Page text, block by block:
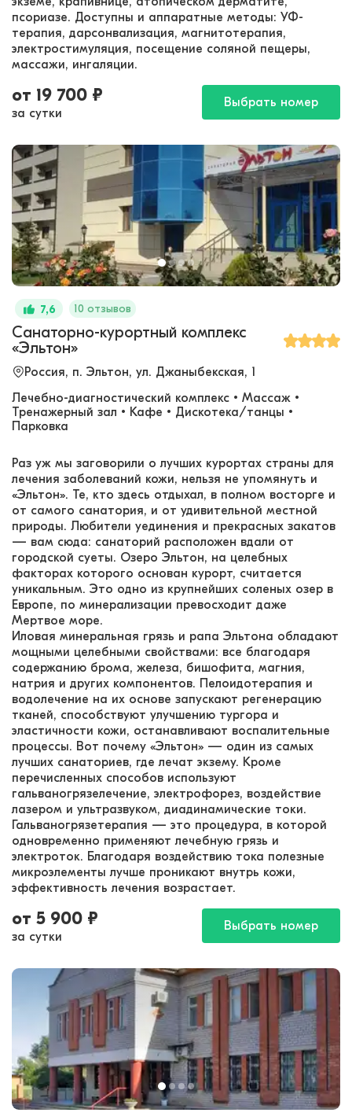
псориазе. Доступны и аппаратные методы: УФ-
терапия, дарсонвализация, магнитотерапия,
электростимуляция, посещение соляной пещеры,
массажи, ингаляции.
от 19 700 ₽
за сутки
Выбрать номер
7,6 10 отзывов
Санаторно-курортный комплекс
«Эльтон»
Россия, п. Эльтон, ул. Джаныбекская, 1
Лечебно-диагностический комплекс • Массаж •
Тренажерный зал • Кафе • Дискотека/танцы •
Парковка
Раз уж мы заговорили о лучших курортах страны для
лечения заболеваний кожи, нельзя не упомянуть и
«Эльтон». Те, кто здесь отдыхал, в полном восторге и
от самого санатория, и от удивительной местной
природы. Любители уединения и прекрасных закатов
— вам сюда: санаторий расположен вдали от
городской суеты. Озеро Эльтон, на целебных
факторах которого основан курорт, считается
уникальным. Это одно из крупнейших соленых озер в
Европе, по минерализации превосходит даже
Мертвое море.
Иловая минеральная грязь и рапа Эльтона обладают
мощными целебными свойствами: все благодаря
содержанию брома, железа, бишофита, магния,
натрия и других компонентов. Пелоидотерапия и
водолечение на их основе запускают регенерацию
тканей, способствуют улучшению тургора и
эластичности кожи, останавливают воспалительные
процессы. Вот почему «Эльтон» — один из самых
лучших санаториев, где лечат экзему. Кроме
перечисленных способов используют
гальваногрязелечение, электрофорез, воздействие
лазером и ультразвуком, диадинамические токи.
Гальваногрязетерапия — это процедура, в которой
одновременно применяют лечебную грязь и
электроток. Благодаря воздействию тока полезные
микроэлементы лучше проникают внутрь кожи,
эффективность лечения возрастает.
от 5 900 ₽
за сутки
Выбрать номер